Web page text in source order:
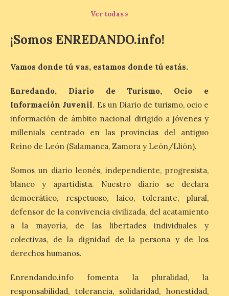
El dispositivo se refuerza
agosto, que atravesará
España de oeste a este, y
personas para disfrutar de este
acontecimiento histórico. Algunas
comunidades autónomas ya han […]
El Ayuntamiento de
para un eclipse”, un
concierto único con
motivo del eclipse de sol
10 Ago 2026
La cita, que se celebrará el
enlosado de la Catedral,
de una composición del
músico segoviano Geni Uñón. Turismo de
Segovia lanza el Premio Internacional de
Ver todas »
¡Somos ENREDANDO.info!
Vamos donde tú vas, estamos donde tú estás.
Enredando, Diario de Turismo, Ocio e
Información Juvenil. Es un Diario de turismo, ocio e
información de ámbito nacional dirigido a jóvenes y
millenials centrado en las provincias del antiguo
Reino de León (Salamanca, Zamora y León/Llión).
Somos un diario leonés, independiente, progresista,
blanco y apartidista. Nuestro diario se declara
democrático, respetuoso, laico, tolerante, plural,
defensor de la convivencia civilizada, del acatamiento
a la mayoría, de las libertades individuales y
colectivas, de la dignidad de la persona y de los
derechos humanos.
Enrendando.info fomenta la pluralidad, la
responsabilidad, tolerancia, solidaridad, honestidad,